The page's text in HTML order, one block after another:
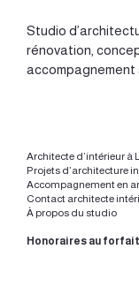
Studio d’
rénovation,
accompagnement
Architecte d’intérieur à
Projets d’architecture
Accompagnement en
Contact architecte
À propos du studio
Honoraires au